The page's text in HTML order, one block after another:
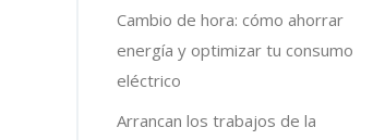
Cambio de hora: cómo ahorrar
energía y optimizar tu consumo
eléctrico
Arrancan los trabajos de la